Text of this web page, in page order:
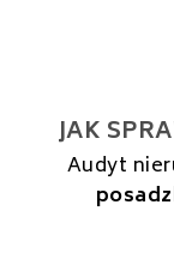
JAK
Audyt